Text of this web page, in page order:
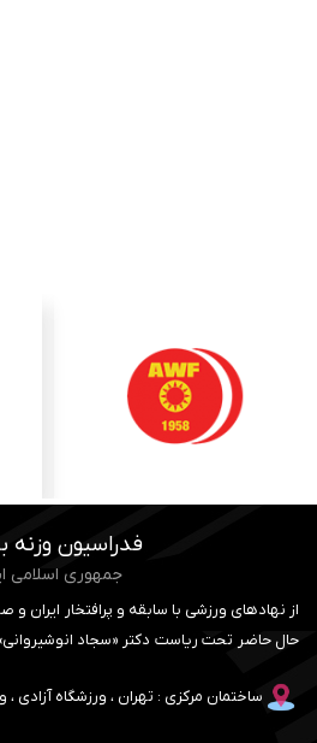
فدراسیون وزنه
جمهوری اسلامی
از نهادهای ورزشی با سابقه و پرافتخار ایران و
حال حاضر تحت ریاست دکتر «سجاد
ساختمان مرکزی : تهران ، ورزشگاه آزادی